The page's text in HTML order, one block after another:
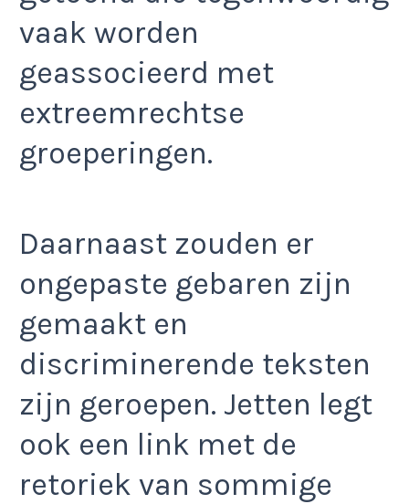
vaak worden
geassocieerd met
extreemrechtse
groeperingen.
Daarnaast zouden er
ongepaste gebaren zijn
gemaakt en
discriminerende teksten
zijn geroepen. Jetten legt
ook een link met de
retoriek van sommige